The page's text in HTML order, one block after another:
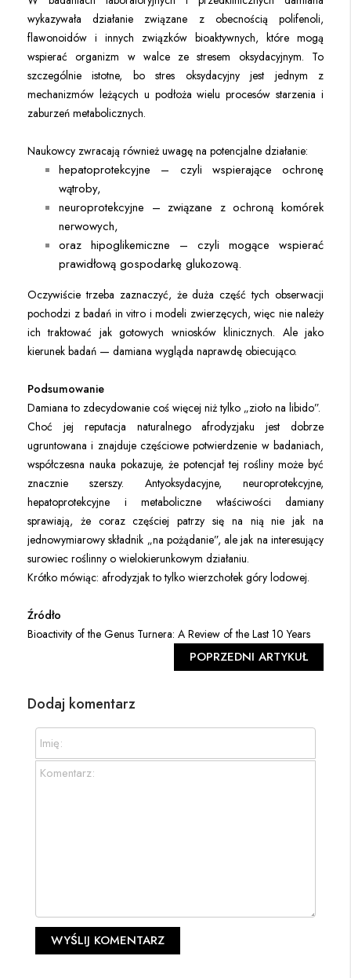
wykazywała działanie związane z obecnością polifenoli,
flawonoidów i innych związków bioaktywnych, które mogą
wspierać organizm w walce ze stresem oksydacyjnym. To
szczególnie istotne, bo stres oksydacyjny jest jednym z
mechanizmów leżących u podłoża wielu procesów starzenia i
zaburzeń metabolicznych.
Naukowcy zwracają również uwagę na potencjalne działanie:
hepatoprotekcyjne – czyli wspierające ochronę
wątroby,
neuroprotekcyjne – związane z ochroną komórek
nerwowych,
oraz hipoglikemiczne – czyli mogące wspierać
prawidłową gospodarkę glukozową.
Oczywiście trzeba zaznaczyć, że duża część tych obserwacji
pochodzi z badań in vitro i modeli zwierzęcych, więc nie należy
ich traktować jak gotowych wniosków klinicznych. Ale jako
kierunek badań — damiana wygląda naprawdę obiecująco.
Podsumowanie
Damiana to zdecydowanie coś więcej niż tylko „zioło na libido”.
Choć jej reputacja naturalnego afrodyzjaku jest dobrze
ugruntowana i znajduje częściowe potwierdzenie w badaniach,
współczesna nauka pokazuje, że potencjał tej rośliny może być
znacznie szerszy. Antyoksydacyjne, neuroprotekcyjne,
hepatoprotekcyjne i metaboliczne właściwości damiany
sprawiają, że coraz częściej patrzy się na nią nie jak na
jednowymiarowy składnik „na pożądanie”, ale jak na interesujący
surowiec roślinny o wielokierunkowym działaniu.
Krótko mówiąc: afrodyzjak to tylko wierzchołek góry lodowej.
Źródło
Bioactivity of the Genus Turnera: A Review of the Last 10 Years
POPRZEDNI ARTYKUŁ
Dodaj komentarz